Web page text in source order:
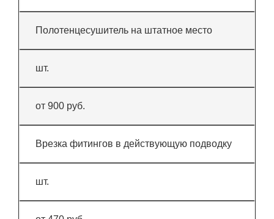
Полотенцесушитель на штатное место
шт.
от 900 руб.
Врезка фитингов в действующую подводку
шт.